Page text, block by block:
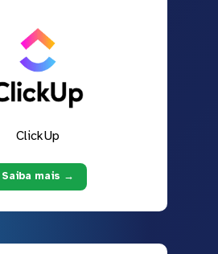
ClickUp
Saiba mais →